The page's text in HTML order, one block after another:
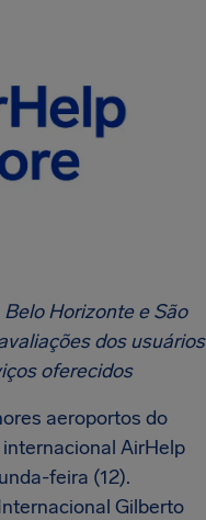
Horizonte e São
dos usuários
oferecidos
aeroportos do
AirHelp
feira (12).
Gilberto